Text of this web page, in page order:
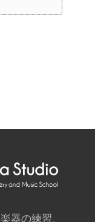
器の練習、